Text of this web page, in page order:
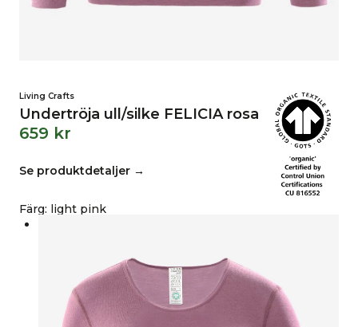
Living Crafts
Undertröja ull/silke FELICIA rosa
659 kr
Se produktdetaljer →
Färg: light pink